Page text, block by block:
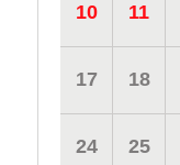
10 11
17 18
24 25